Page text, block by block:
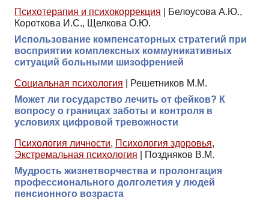
Психотерапия и психокоррекция
Белоусова А.Ю.,
Короткова И.С., Щелкова О.Ю.
Использование компенсаторных стратегий при
восприятии комплексных коммуникативных
ситуаций больными шизофренией
Социальная психология
Решетников М.М.
Может ли государство лечить от фейков? К
вопросу о границах заботы и контроля в
условиях цифровой тревожности
Психология личности, Психология здоровья,
Экстремальная психология
Поздняков В.М.
Мудрость жизнетворчества и пролонгация
профессионального долголетия у людей
пенсионного возраста